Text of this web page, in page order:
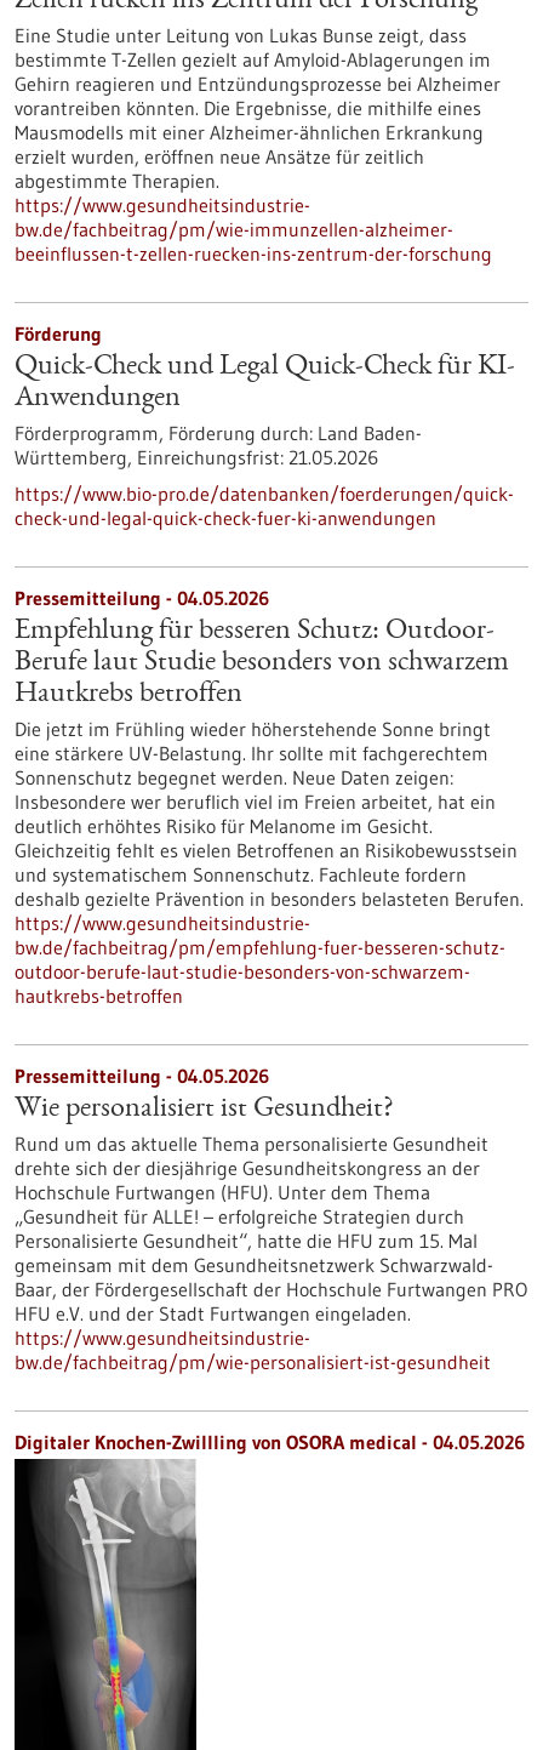
Eine Studie unter Leitung von Lukas Bunse zeigt, dass
bestimmte T-Zellen gezielt auf Amyloid-Ablagerungen im
Gehirn reagieren und Entzündungsprozesse bei Alzheimer
vorantreiben könnten. Die Ergebnisse, die mithilfe eines
Mausmodells mit einer Alzheimer-ähnlichen Erkrankung
erzielt wurden, eröffnen neue Ansätze für zeitlich
abgestimmte Therapien.
https://www.gesundheitsindustrie-
bw.de/fachbeitrag/pm/wie-immunzellen-alzheimer-
beeinflussen-t-zellen-ruecken-ins-zentrum-der-forschung
Förderung
Quick-Check und Legal Quick-Check für KI-
Anwendungen
Förderprogramm, Förderung durch: Land Baden-
Württemberg, Einreichungsfrist: 21.05.2026
https://www.bio-pro.de/datenbanken/foerderungen/quick-
check-und-legal-quick-check-fuer-ki-anwendungen
Pressemitteilung - 04.05.2026
Empfehlung für besseren Schutz: Outdoor-
Berufe laut Studie besonders von schwarzem
Hautkrebs betroffen
Die jetzt im Frühling wieder höherstehende Sonne bringt
eine stärkere UV-Belastung. Ihr sollte mit fachgerechtem
Sonnenschutz begegnet werden. Neue Daten zeigen:
Insbesondere wer beruflich viel im Freien arbeitet, hat ein
deutlich erhöhtes Risiko für Melanome im Gesicht.
Gleichzeitig fehlt es vielen Betroffenen an Risikobewusstsein
und systematischem Sonnenschutz. Fachleute fordern
deshalb gezielte Prävention in besonders belasteten Berufen.
https://www.gesundheitsindustrie-
bw.de/fachbeitrag/pm/empfehlung-fuer-besseren-schutz-
outdoor-berufe-laut-studie-besonders-von-schwarzem-
hautkrebs-betroffen
Pressemitteilung - 04.05.2026
Wie personalisiert ist Gesundheit?
Rund um das aktuelle Thema personalisierte Gesundheit
drehte sich der diesjährige Gesundheitskongress an der
Hochschule Furtwangen (HFU). Unter dem Thema
„Gesundheit für ALLE! – erfolgreiche Strategien durch
Personalisierte Gesundheit“, hatte die HFU zum 15. Mal
gemeinsam mit dem Gesundheitsnetzwerk Schwarzwald-
Baar, der Fördergesellschaft der Hochschule Furtwangen PRO
HFU e.V. und der Stadt Furtwangen eingeladen.
https://www.gesundheitsindustrie-
bw.de/fachbeitrag/pm/wie-personalisiert-ist-gesundheit
Digitaler Knochen-Zwillling von OSORA medical - 04.05.2026